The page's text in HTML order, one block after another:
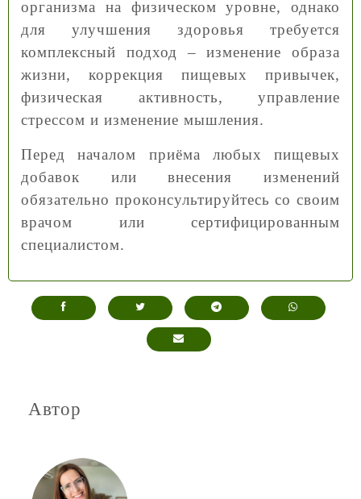
организма на физическом уровне, однако
для улучшения здоровья требуется
комплексный подход – изменение образа
жизни, коррекция пищевых привычек,
физическая активность, управление
стрессом и изменение мышления.
Перед началом приёма любых пищевых
добавок или внесения изменений
обязательно проконсультируйтесь со своим
врачом или сертифицированным
специалистом.
Автор